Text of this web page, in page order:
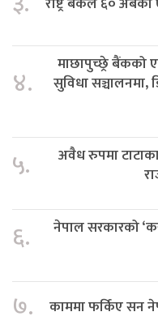
४.
माछापुच्छ्रे बैंकको
सुविधा सञ्चालनमा,
५.
अवैध रुपमा टाटाका
६.
नेपाल सरकारको
७. काममा फर्किए सन